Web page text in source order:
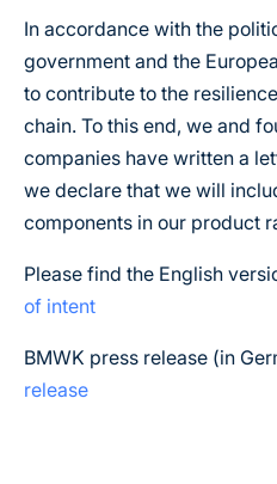
In accordance with the
government and the
to contribute to the
chain. To this end, we and
companies have written a
we declare that we will
components in our product
Please find the English
of intent
BMWK press release (in
release